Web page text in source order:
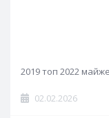
2019 топ 2022
02.02.2026